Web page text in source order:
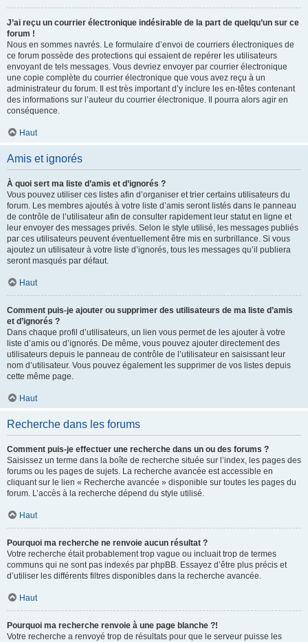
J’ai reçu un courrier électronique indésirable de la part de quelqu’un sur ce
forum !
Nous en sommes navrés. Le formulaire d’envoi de courriers électroniques de
ce forum possède des protections qui essaient de repérer les utilisateurs
envoyant de tels messages. Vous devriez envoyer par courrier électronique
une copie complète du courrier électronique que vous avez reçu à un
administrateur du forum. Il est très important d’y inclure les en-têtes contenant
des informations sur l’auteur du courrier électronique. Il pourra alors agir en
conséquence.
Haut
Amis et ignorés
À quoi sert ma liste d’amis et d’ignorés ?
Vous pouvez utiliser ces listes afin d’organiser et trier certains utilisateurs du
forum. Les membres ajoutés à votre liste d’amis seront listés dans le panneau
de contrôle de l’utilisateur afin de consulter rapidement leur statut en ligne et
leur envoyer des messages privés. Selon le style utilisé, les messages publiés
par ces utilisateurs peuvent éventuellement être mis en surbrillance. Si vous
ajoutez un utilisateur à votre liste d’ignorés, tous les messages qu’il publiera
seront masqués par défaut.
Haut
Comment puis-je ajouter ou supprimer des utilisateurs de ma liste d’amis
et d’ignorés ?
Dans chaque profil d’utilisateurs, un lien vous permet de les ajouter à votre
liste d’amis ou d’ignorés. De même, vous pouvez ajouter directement des
utilisateurs depuis le panneau de contrôle de l’utilisateur en saisissant leur
nom d’utilisateur. Vous pouvez également les supprimer de vos listes depuis
cette même page.
Haut
Recherche dans les forums
Comment puis-je effectuer une recherche dans un ou des forums ?
Saisissez un terme dans la boîte de recherche située sur l’index, les pages des
forums ou les pages de sujets. La recherche avancée est accessible en
cliquant sur le lien « Recherche avancée » disponible sur toutes les pages du
forum. L’accès à la recherche dépend du style utilisé.
Haut
Pourquoi ma recherche ne renvoie aucun résultat ?
Votre recherche était probablement trop vague ou incluait trop de termes
communs qui ne sont pas indexés par phpBB. Essayez d’être plus précis et
d’utiliser les différents filtres disponibles dans la recherche avancée.
Haut
Pourquoi ma recherche renvoie à une page blanche ?!
Votre recherche a renvoyé trop de résultats pour que le serveur puisse les